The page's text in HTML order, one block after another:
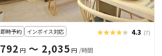
即時予約 インボイス対応 ★★★★★
★★★★★ 4.3 (7)
792 円〜 2,035 円 /時間